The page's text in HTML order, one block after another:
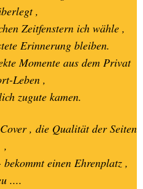
,
Zeitfenstern ich wähle ,
Erinnerung bleiben.
Momente aus dem Privat
Leben ,
zugute kamen.
, die Qualität der Seiten
,
einen Ehrenplatz ,
....